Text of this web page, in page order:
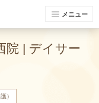
メニュー
院 | デイサー
）